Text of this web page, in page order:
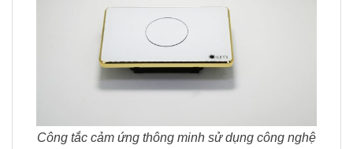
Công tắc cảm ứng thông minh sử dụng công nghệ